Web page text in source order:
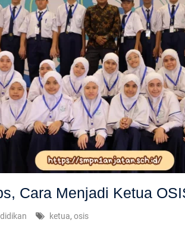
Cara Menjadi Ketua
ketua, osis